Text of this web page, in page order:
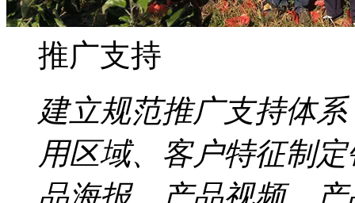
推广支持
建立规范推广支持体
用区域、客户特征制
品海报、产品视频、